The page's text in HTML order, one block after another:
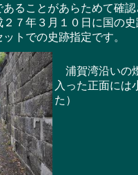
ることがあらためて確認
７年３月１０日に国の
トでの史跡指定です。
浦賀湾沿いの
入った正面には
た）